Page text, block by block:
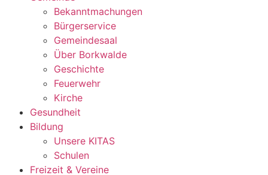
Bekanntmachungen
Bürgerservice
Gemeindesaal
Über Borkwalde
Geschichte
Feuerwehr
Kirche
Gesundheit
Bildung
Unsere KITAS
Schulen
Freizeit & Vereine